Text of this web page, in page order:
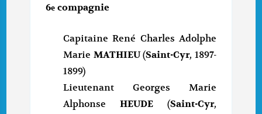
6e compagnie
Capitaine René Charles Adolphe
Marie MATHIEU(Saint-Cyr, 1897-
1899)
Lieutenant Georges Marie
Alphonse HEUDE (Saint-Cyr,